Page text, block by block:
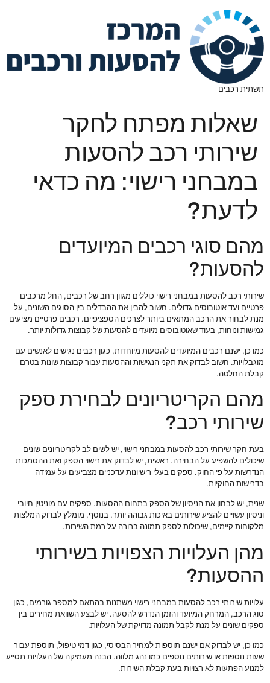
תשתית רכבים
שאלות מפתח לחקר
שירותי רכב להסעות
במבחני רישוי: מה כדאי
לדעת?
מהם סוגי רכבים המיועדים
להסעות?
שירותי רכב להסעות במבחני רישוי כוללים מגוון רחב של רכבים, החל מרכבים
פרטיים ועד אוטובוסים גדולים. חשוב להבין את ההבדלים בין הסוגים השונים, על
מנת לבחור את הרכב המתאים ביותר לצרכים הספציפיים. רכבים פרטיים מציעים
גמישות ונוחות, בעוד שאוטובוסים מיועדים להסעות של קבוצות גדולות יותר.
כמו כן, ישנם רכבים המיועדים להסעות מיוחדות, כגון רכבים נגישים לאנשים עם
מוגבלויות. חשוב לבדוק את תקני הנגישות וההסעות עבור קבוצות שונות בטרם
קבלת החלטה.
מהם הקריטריונים לבחירת ספק
שירותי רכב?
בעת חקר שירותי רכב להסעות במבחני רישוי, יש לשים לב לקריטריונים שונים
שיכולים להשפיע על הבחירה. ראשית, יש לבדוק את רישוי הספק ואת ההסמכות
הנדרשות על פי החוק. ספקים בעלי רישיונות עדכניים מצביעים על עמידה
בדרישות החוקיות.
שנית, יש לבחון את הניסיון של הספק בתחום ההסעות. ספקים עם מוניטין חיובי
וניסיון עשויים להציע שירותים באיכות גבוהה יותר. בנוסף, מומלץ לבדוק המלצות
מלקוחות קיימים, שיכולות לספק תמונה ברורה על רמת השירות.
מהן העלויות הצפויות בשירותי
ההסעות?
עלויות שירותי רכב להסעות במבחני רישוי משתנות בהתאם למספר גורמים, כגון
סוג הרכב, המרחק המיועד והזמן הנדרש להסעה. יש לבצע השוואת מחירים בין
ספקים שונים על מנת לקבל תמונה מדויקת של העלויות.
כמו כן, יש לבדוק אם ישנם תוספות למחיר הבסיסי, כגון דמי טיפול, תוספת עבור
שעות נוספות או שירותים נוספים כמו נהג מלווה. הבנה מעמיקה של העלויות תסייע
למנוע הפתעות לא רצויות בעת קבלת השירות.